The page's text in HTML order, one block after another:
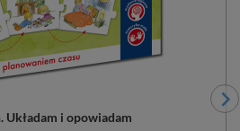
Układam i opowiadam